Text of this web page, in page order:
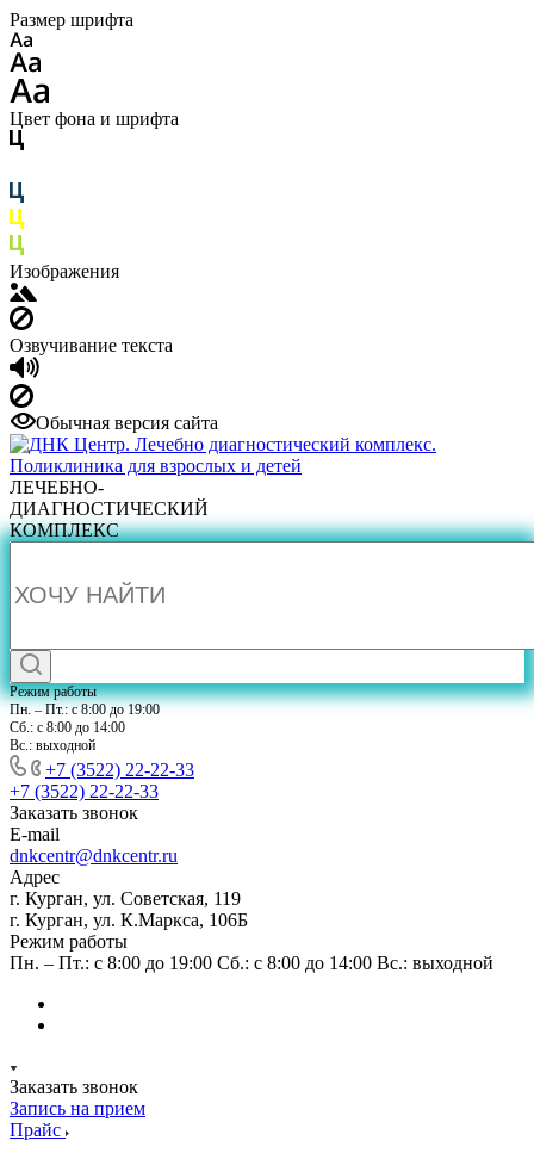
Размер шрифта
Цвет фона и шрифта
Изображения
Озвучивание текста
Обычная версия сайта
ЛЕЧЕБНО-
ДИАГНОСТИЧЕСКИЙ
КОМПЛЕКС
Режим работы
Пн. – Пт.: с 8:00 до 19:00
Сб.: с 8:00 до 14:00
Вс.: выходной
+7 (3522) 22-22-33
+7 (3522) 22-22-33
Заказать звонок
E-mail
dnkcentr@dnkcentr.ru
Адрес
г. Курган, ул. Советская, 119
г. Курган, ул. К.Маркса, 106Б
Режим работы
Пн. – Пт.: с 8:00 до 19:00 Сб.: с 8:00 до 14:00 Вс.: выходной
Заказать звонок
Запись на прием
Прайс